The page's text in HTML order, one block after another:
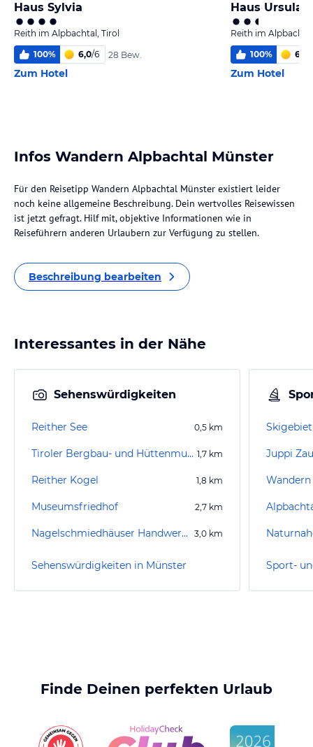
Haus Sylvia
Reith im Alpbachtal, Tirol
100% 6,0/6 28 Bew.
Zum Hotel
Haus Ursula
Reith im
100% 6,0
Zum Hotel
Infos Wandern Alpbachtal Münster
Für den Reisetipp Wandern Alpbachtal Münster existiert leider
noch keine allgemeine Beschreibung. Dein wertvolles Reisewissen
ist jetzt gefragt. Hilf mit, objektive Informationen wie in
Reiseführern anderen Urlaubern zur Verfügung zu stellen.
Beschreibung bearbeiten
Interessantes in der Nähe
Sehenswürdigkeiten
Reither See 0,5 km
Tiroler Bergbau- und Hüttenmuseum 1,7 km
Reither Kogel 1,8 km
Museumsfriedhof 2,7 km
Nagelschmiedhäuser Handwerkskunst-Museum 3,0 km
Sehenswürdigkeiten in Münster
Juppi
Finde Deinen perfekten Urlaub